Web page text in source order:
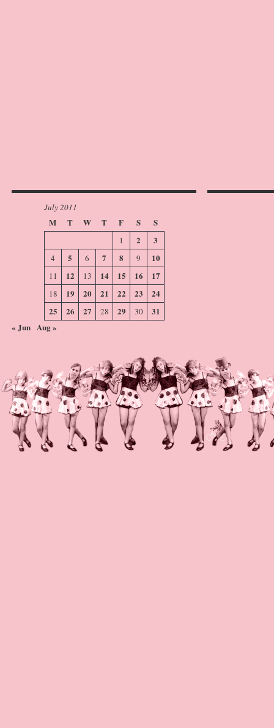
July 2011
M T W T F S S
1 2 3
4 5 6 7 8 9 10
11 12 13 14 15 16 17
18 19 20 21 22 23
24
25
26 27 28 29 30
31
« Jun Aug »